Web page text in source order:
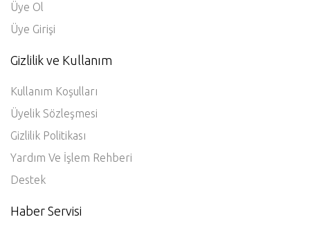
Üye Ol
Üye Girişi
Gizlilik ve Kullanım
Kullanım Koşulları
Üyelik Sözleşmesi
Gizlilik Politikası
Yardım Ve İşlem Rehberi
Destek
Haber Servisi